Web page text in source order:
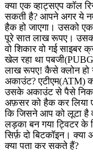
क्या एक व्हाट्सएप कॉल
सकती है? आपने अगर ये
हैक हो जाएगा। उसको
पूरे सात लाख रूपए।
वो शिकार वो गई साइबर
खेल रहा था
लाख रूपए! कैसे क्लोन हो
अकाउंट? एटीएम(ATM)
उसके अकाउंट से पैसे
अफ़सर को हैक कर लिया
कि जिसने आप को लूटा है
लड़का बन गया ट्विटर के
सिर्फ़ दो बिटकॉइन।
क्या पता कर सकते हैं?